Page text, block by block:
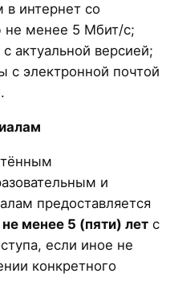
в интернет со
не менее 5 Мбит/с;
актуальной версией;
с электронной почтой
и
предоставляется
не менее 5 (пяти) лет с
если иное не
конкретного